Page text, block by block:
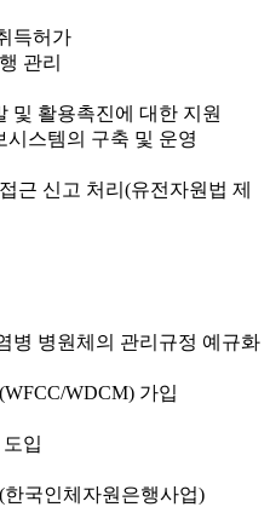
득허가
관리
및 활용촉진에 대한 지원
스템의 구축 및 운영
근 신고 처리(유전자원법 제
병 병원체의 관리규정 예규화
WDCM) 가입
입
국인체자원은행사업)